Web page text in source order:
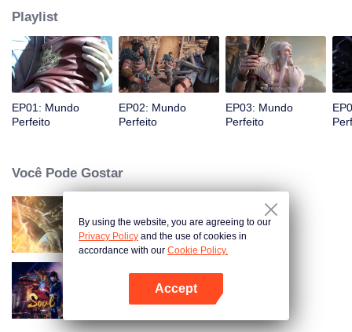
Abra o programa
Playlist
EP01: Mundo
Perfeito
EP02: Mundo
Perfeito
EP03: Mundo
Perfeito
Você Pode Gostar
Mundo dos Imortais
Continente Douluo
By using the website, you are agreeing to our
Privacy Policy and the use of cookies in
accordance with our Cookie Policy.
Accept